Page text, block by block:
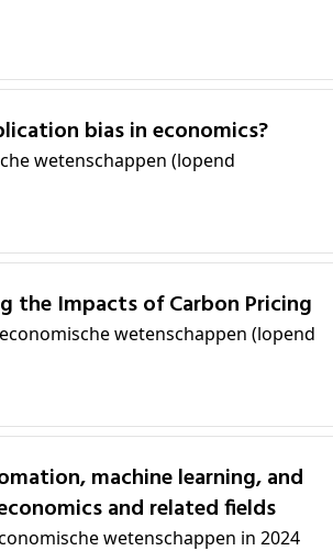
bias in economics?
wetenschappen (lopend
the Impacts of Carbon Pricing
wetenschappen (lopend
and related fields
wetenschappen in 2024